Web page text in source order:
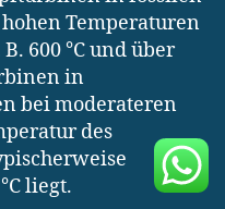
Temperaturen
600 °C und über
in
bei moderateren
des
liegt.